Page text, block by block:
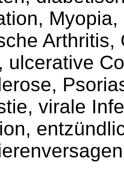
ulcerative
virale